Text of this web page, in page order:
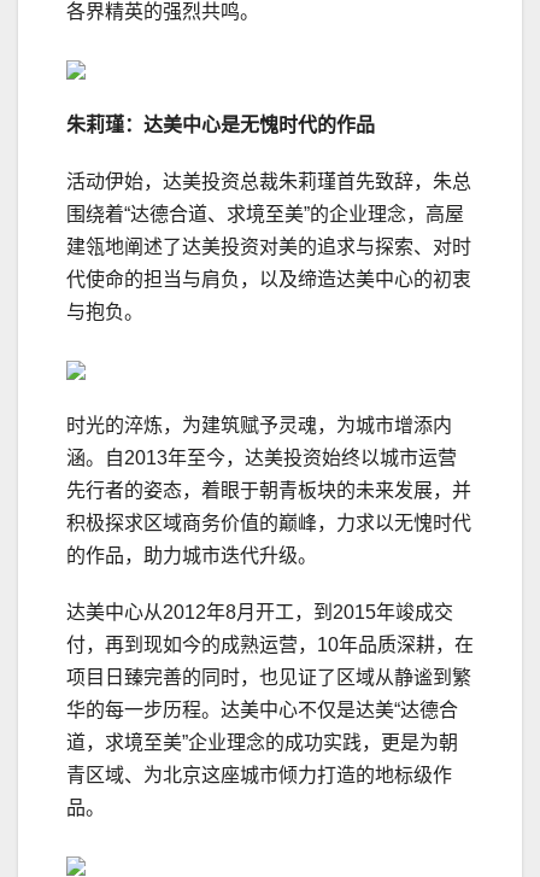
各界精英的强烈共鸣。
朱莉瑾：达美中心是无愧时代的作品
活动伊始，达美投资总裁朱莉瑾首先致辞，朱总
围绕着“达德合道、求境至美”的企业理念，高屋
建瓴地阐述了达美投资对美的追求与探索、对时
代使命的担当与肩负，以及缔造达美中心的初衷
与抱负。
时光的淬炼，为建筑赋予灵魂，为城市增添内
涵。自2013年至今，达美投资始终以城市运营
先行者的姿态，着眼于朝青板块的未来发展，并
积极探求区域商务价值的巅峰，力求以无愧时代
的作品，助力城市迭代升级。
达美中心从2012年8月开工，到2015年竣成交
付，再到现如今的成熟运营，10年品质深耕，在
项目日臻完善的同时，也见证了区域从静谧到繁
华的每一步历程。达美中心不仅是达美“达德合
道，求境至美”企业理念的成功实践，更是为朝
青区域、为北京这座城市倾力打造的地标级作
品。